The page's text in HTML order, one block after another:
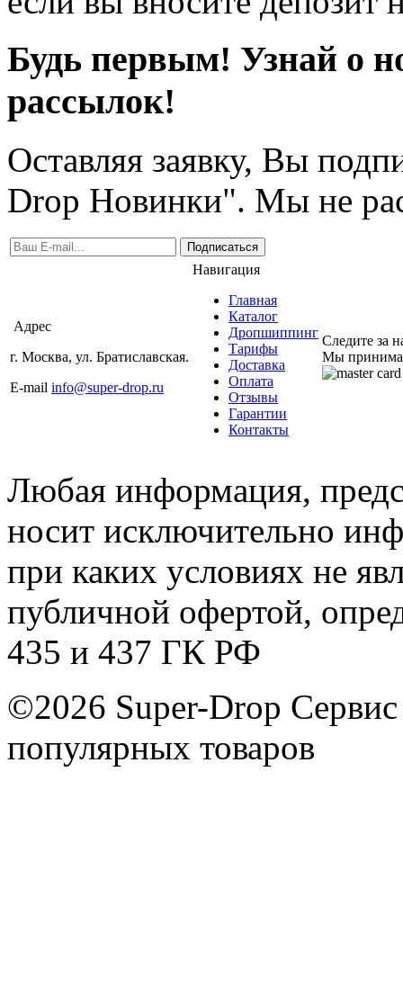
Будь первым! Узнай о
рассылок!
Оставляя заявку, Вы
Drop Новинки". Мы не
Подписаться
Адрес
г. Москва, ул. Братиславская.
E-mail info@super-drop.ru
Навигация
Главная
Каталог
Дропшиппинг
Тарифы
Доставка
Оплата
Отзывы
Гарантии
Контакты
Следите за
Мы
Любая информация,
носит исключительно
при каких условиях не
публичной офертой,
435 и 437 ГК РФ
©2026 Super-Drop
популярных товаров